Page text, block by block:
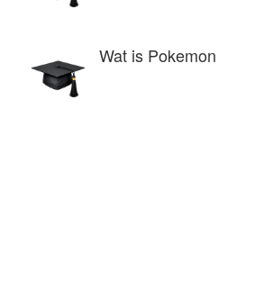
Wat is Pokemon